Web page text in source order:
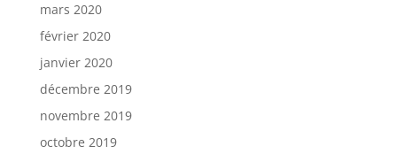
mars 2020
février 2020
janvier 2020
décembre 2019
novembre 2019
octobre 2019